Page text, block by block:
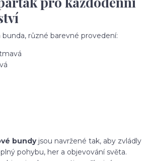
různé barevné provedení:
bundyjsou navržené tak, aby zvládly
pohybu, her a objevování světa.